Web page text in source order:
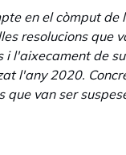
en el còmput de
resolucions que
i l'aixecament de
l'any 2020.
que van ser